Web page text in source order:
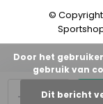
+
-
©
Door het
gebruik van
Dit bericht